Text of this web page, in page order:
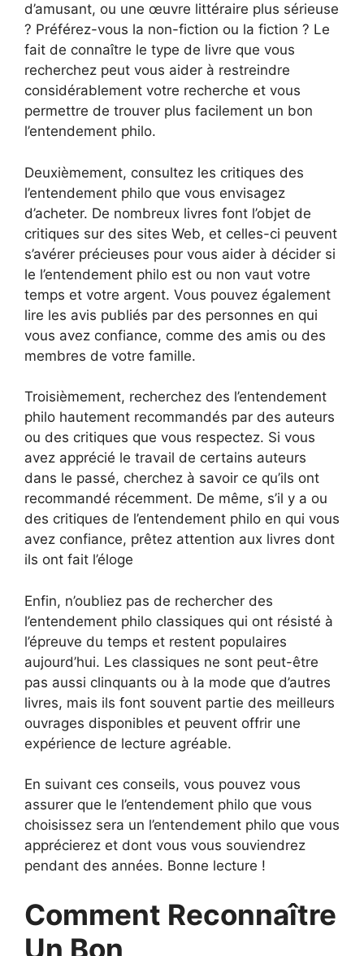
d’amusant, ou une œuvre littéraire plus sérieuse
? Préférez-vous la non-fiction ou la fiction ? Le
fait de connaître le type de livre que vous
recherchez peut vous aider à restreindre
considérablement votre recherche et vous
permettre de trouver plus facilement un bon
l’entendement philo.
Deuxièmement, consultez les critiques des
l’entendement philo que vous envisagez
d’acheter. De nombreux livres font l’objet de
critiques sur des sites Web, et celles-ci peuvent
s’avérer précieuses pour vous aider à décider si
le l’entendement philo est ou non vaut votre
temps et votre argent. Vous pouvez également
lire les avis publiés par des personnes en qui
vous avez confiance, comme des amis ou des
membres de votre famille.
Troisièmement, recherchez des l’entendement
philo hautement recommandés par des auteurs
ou des critiques que vous respectez. Si vous
avez apprécié le travail de certains auteurs
dans le passé, cherchez à savoir ce qu’ils ont
recommandé récemment. De même, s’il y a ou
des critiques de l’entendement philo en qui vous
avez confiance, prêtez attention aux livres dont
ils ont fait l’éloge
Enfin, n’oubliez pas de rechercher des
l’entendement philo classiques qui ont résisté à
l’épreuve du temps et restent populaires
aujourd’hui. Les classiques ne sont peut-être
pas aussi clinquants ou à la mode que d’autres
livres, mais ils font souvent partie des meilleurs
ouvrages disponibles et peuvent offrir une
expérience de lecture agréable.
En suivant ces conseils, vous pouvez vous
assurer que le l’entendement philo que vous
choisissez sera un l’entendement philo que vous
apprécierez et dont vous vous souviendrez
pendant des années. Bonne lecture !
Comment Reconnaître
Un Bon